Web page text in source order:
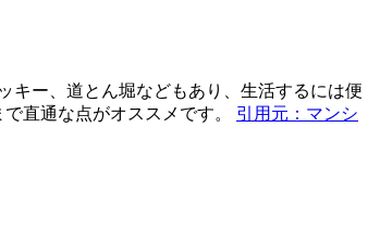
キー、道とん堀などもあり、生活するには便
直通な点がオススメです。 引用元：マンシ